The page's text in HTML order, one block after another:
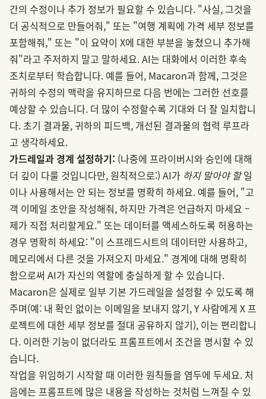
간의 수정이나 추가 정보가 필요할 수 있습니다. "사실, 그것을
더 공식적으로 만들어줘," 또는 "여행 계획에 가격 세부 정보를
포함해줘," 또는 "이 요약이 X에 대한 부분을 놓쳤으니 추가해
줘"라고 주저하지 말고 말하세요. AI는 대화에서 이러한 후속
조치로부터 학습합니다. 예를 들어, Macaron과 함께, 그것은
귀하의 수정의 맥락을 유지하므로 다음 번에는 그러한 선호를
예상할 수 있습니다. 더 많이 수정할수록 기대와 더 잘 일치합니
다. 초기 결과물, 귀하의 피드백, 개선된 결과물의 협력 루프라
고 생각하세요.
가드레일과 경계 설정하기: (나중에 프라이버시와 승인에 대해
더 깊이 다룰 것입니다만, 원칙적으로:) AI가 하지 말아야 할일
이나 사용해서는 안 되는 정보를 명확히 하세요. 예를 들어, "고
객 이메일 초안을 작성해줘, 하지만 가격은 언급하지 마세요 –
제가 직접 처리할게요." 또는 데이터를 액세스하도록 허용하는
경우 명확히 하세요: "이 스프레드시트의 데이터만 사용하고,
메모리에서 다른 것을 가져오지 마세요." 경계에 대해 명확히
함으로써 AI가 자신의 역할에 충실하게 할 수 있습니다.
Macaron은 실제로 일부 기본 가드레일을 설정할 수 있도록 해
주며(예: 내 확인 없이는 이메일을 보내지 않기, Y 사람에게 X 프
로젝트에 대한 세부 정보를 절대 공유하지 않기), 이는 편리합니
다. 이러한 기능이 없더라도 프롬프트에서 조건을 명시할 수 있
습니다.
작업을 위임하기 시작할 때 이러한 원칙들을 염두에 두세요. 처
음에는 프롬프트에 많은 내용을 작성하는 것처럼 느껴질 수 있